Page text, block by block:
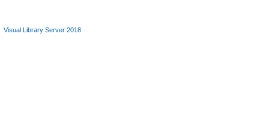
Visual Library Server 2018